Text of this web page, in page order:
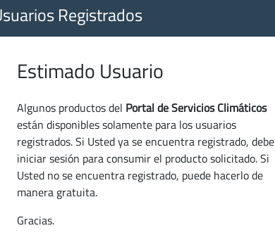
Registrados
Estimado Usuario
Algunos productos del Portal de Servicios Climáticos
están disponibles solamente para los usuarios
registrados. Si Usted ya se encuentra registrado, debe
iniciar sesión para consumir el producto solicitado. Si
Usted no se encuentra registrado, puede hacerlo de
manera gratuita.
Gracias.